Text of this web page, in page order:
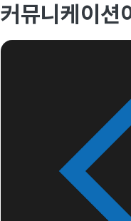
커뮤니케이션